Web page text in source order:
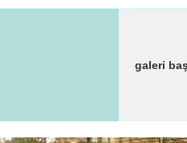
galeri